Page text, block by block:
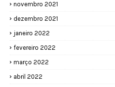
novembro 2021
dezembro 2021
janeiro 2022
fevereiro 2022
março 2022
abril 2022